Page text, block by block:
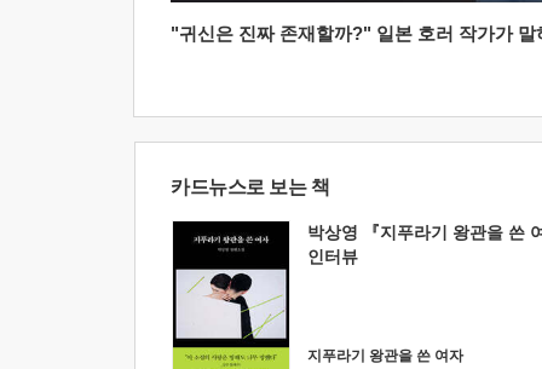
"귀신은 진짜 존재할까?" 일본 호러 작가가
카드뉴스로 보는 책
박상영 『지푸라기 왕관을 쓴
인터뷰
지푸라기 왕관을 쓴 여자